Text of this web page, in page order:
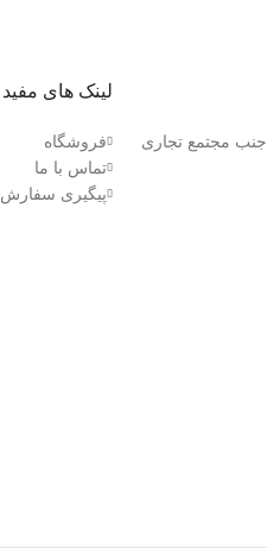
کردستان٬ بانه بلوار شهدا٬ جنب مجتمع تجاری
لینک های مفید
فروشگاه
تماس با ما
پیگیری سفارش